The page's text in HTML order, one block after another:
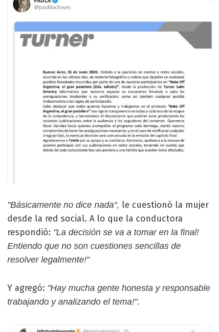
"Básicamente no dice nada", le cuestionó la mujer
desde la red social. A lo que la conductora
respondió: "La decisión se va a tomar en la final!
Entiendo que no son cuestiones sencillas de
resolver legalmente!"
Y agregó: "Hay mucha gente honesta y responsable
trabajando y analizando el tema!".